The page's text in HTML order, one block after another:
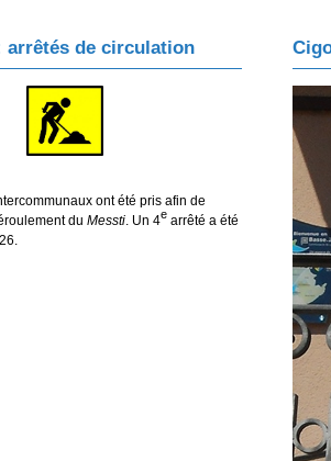
arrêtés de circulation
ont été pris afin de
du Messti. Un 4e arrêté a été